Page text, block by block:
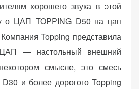
хорошего звука в этой
о ЦАП TOPPING D50 на цап
Topping представила
— настольный внешний
смысле, это смесь
и более дорогого Topping